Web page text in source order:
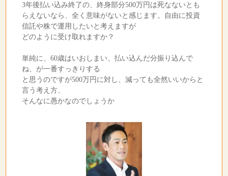
3年後払い込み終了の、終身部分500万円は死なないとも
らえないなら、全く意味がないと感じます。自由に投資
信託や株で運用したいと考えますが
どのように受け取れますか？
単純に、60歳はいおしまい、払い込んだ分振り込んで
ね、が一番すっきりする
と思うのですが500万円に対し、減っても全然いいからと
言う考え方、
そんなに愚かなのでしょうか